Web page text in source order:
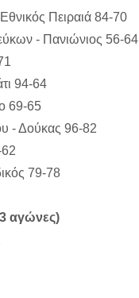
Πειραιά 84-70
- Πανιώνιος 56-64
94-64
69-65
- Δούκας 96-82
79-78
αγώνες)